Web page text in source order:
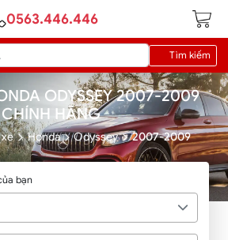
0563.446.446
Tìm kiếm
ODYSSEY 2007-2009
CHÍNH HÃNG
Honda Odyssey 2007-2009
bạn